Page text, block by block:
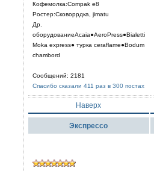
Кофемолка:Compak e8
Ростер:Сковоррдка, jimatu
Др.
оборудованиеAcaia●AeroPress●Bialetti
Moka express● турка сeraflame●Bodum
chambord
Сообщений: 2181
Спасибо сказали 411 раз в 300 постах
Наверх
Экспрессо